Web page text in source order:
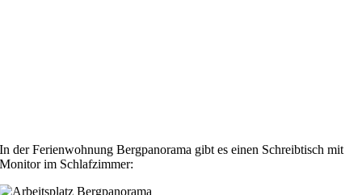
In der Ferienwohnung Bergpanorama gibt es einen Schreibtisch mit
Monitor im Schlafzimmer: